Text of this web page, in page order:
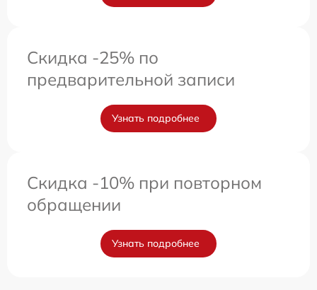
Скидка -25% по
предварительной записи
Узнать подробнее
Скидка -10% при повторном
обращении
Узнать подробнее